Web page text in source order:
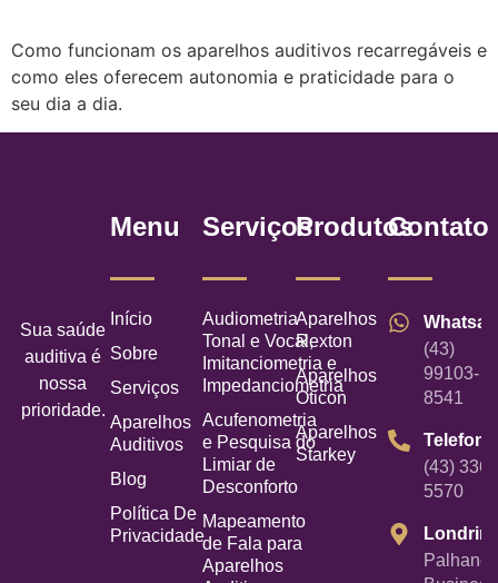
Como funcionam os aparelhos auditivos recarregáveis e
como eles oferecem autonomia e praticidade para o
seu dia a dia.
Sua saúde
auditiva é
nossa
prioridade.
Menu
Início
Sobre
Serviços
Aparelhos
Auditivos
Blog
Política De
Privacidade
Serviços
Audiometria
Tonal e Vocal,
Imitanciometria e
Impedanciometria
Acufenometria
e Pesquisa do
Limiar de
Desconforto
Mapeamento
de Fala para
Aparelhos
Produtos
Aparelhos
Rexton
Aparelhos
Oticon
Aparelhos
Starkey
Contato
(43)
99103-
8541
Telefone
(43)
5570
Palhano